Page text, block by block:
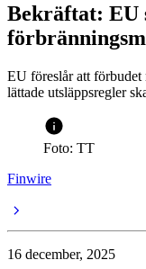
Bekräftat: EU
EU föreslår att förbudet
lättade utsläppsregler
Foto: TT
Finwire
16 december, 2025